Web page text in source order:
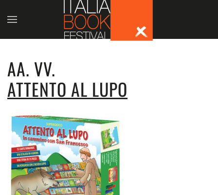
Skip to main content
AA. VV.
ATTENTO AL LUPO